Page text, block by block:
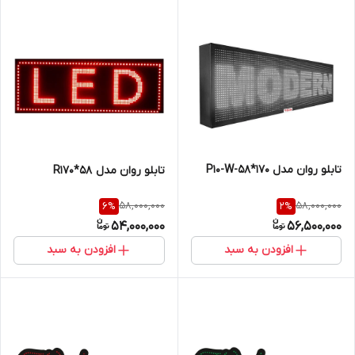
تابلو روان مدل P10-W-58*170
58,000,000
2%
56,500,000
افزودن به سبد
تابلو روان مدل R170*58
58,000,000
6%
54,000,000
افزودن به سبد